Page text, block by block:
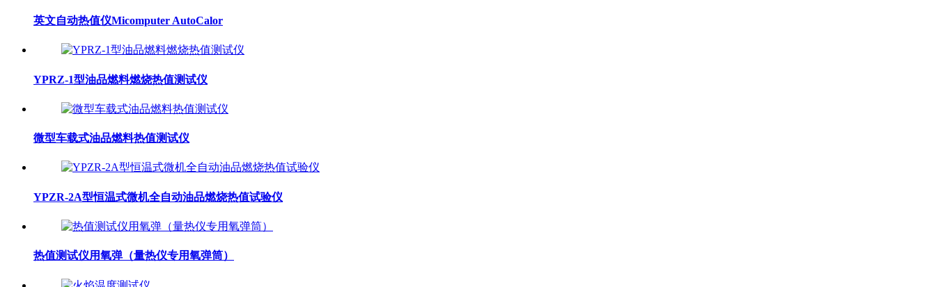
英文自动热值仪Micomputer AutoCalor
YPRZ-1型油品燃料燃烧热值测试仪
微型车载式油品燃料热值测试仪
YPZR-2A型恒温式微机全自动油品燃烧热值试验仪
热值测试仪用氧弹（量热仪专用氧弹筒）